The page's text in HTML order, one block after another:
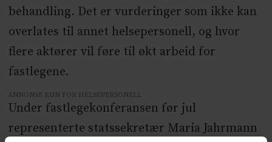
behandling. Det er vurderinger som ikke kan
overlates til annet helsepersonell, og hvor
flere aktører vil føre til økt arbeid for
fastlegene.
ANNONSE KUN FOR HELSEPERSONELL
Under fastlegekonferansen før jul
representerte statssekretær Maria Jahrmann